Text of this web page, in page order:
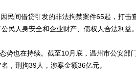
间借贷引发的非法拘禁案件65起，打击
民人身安全和企业财产、债权人合法利益。
也在持续。截至10月底，温州市公安部
，刑拘39人，涉案金额36亿元。